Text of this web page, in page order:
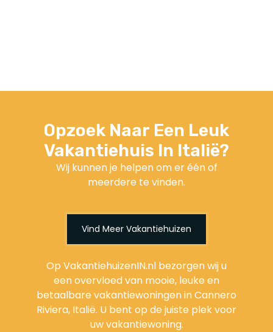
Opzoek Naar Een Leuk
Vakantiehuis In Italië?
Wij kunnen je helpen om er één of
meerdere te vinden.
Vind Meer Vakantiehuizen
Op VakantiehuizenIN.nl bezorgen wij u
een overvloed van mooie, leuke en
betaalbare vakantiewoningen in Cannero
Riviera, Italië. U bent op de juiste plek voor
uw vakantiewoning.